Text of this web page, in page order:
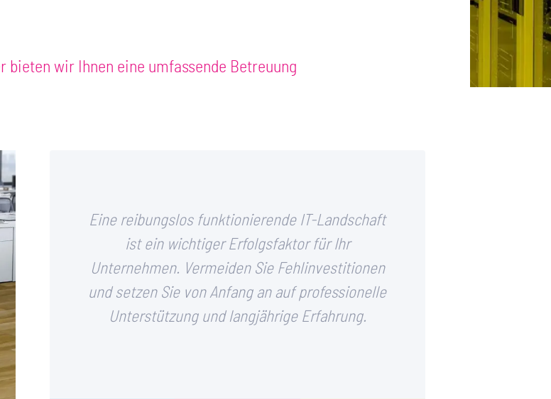
wir Ihnen eine umfassende Betreuung
Eine reibungslos funktionierende IT-Landschaft
ist ein wichtiger Erfolgsfaktor für Ihr
Unternehmen. Vermeiden Sie Fehlinvestitionen
und setzen Sie von Anfang an auf professionelle
Unterstützung und langjährige Erfahrung.